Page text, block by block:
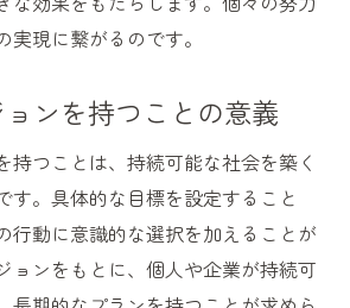
えた革新的な技術の提案
とイノベーションの融合
が生む持続可能な未来
インフラ設計の最前線
ションによる持続可能性の推進
能なステップを誰もが取り組め
実現に繋がるのです。
ンを持つことの意義
持つことは、持続可能な社会を築く
す。具体的な目標を設定すること
行動に意識的な選択を加えることが
ョンをもとに、個人や企業が持続可